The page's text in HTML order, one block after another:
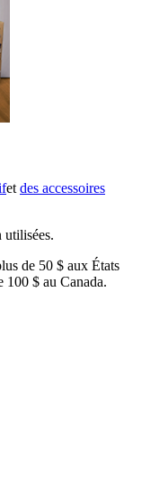
et des accessoires
utilisées.
de 50 $ aux États
100 $ au Canada.